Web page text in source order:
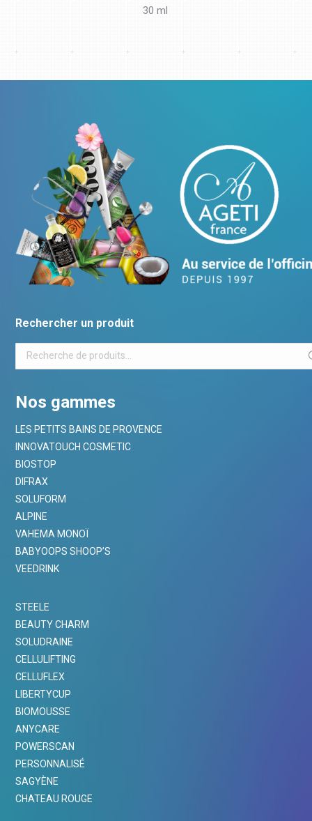
30 ml
Rechercher un produit
Nos gammes
LES PETITS BAINS DE PROVENCE
INNOVATOUCH COSMETIC
BIOSTOP
DIFRAX
SOLUFORM
ALPINE
VAHEMA MONOÏ
BABYOOPS SHOOP’S
VEEDRINK
STEELE
BEAUTY CHARM
SOLUDRAINE
CELLULIFTING
CELLUFLEX
LIBERTYCUP
BIOMOUSSE
ANYCARE
POWERSCAN
PERSONNALISÉ
SAGYÈNE
CHATEAU ROUGE